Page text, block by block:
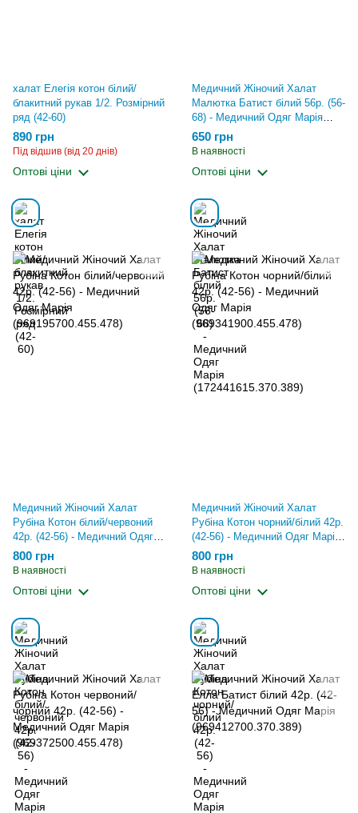
халат Елегія котон білий/
блакитний рукав 1/2. Розмірний
ряд (42-60)
890 грн
Під відшив (від 20 днів)
Оптові ціни
Медичний Жіночий Халат
Малютка Батист білий 56р. (56-
68) - Медичний Одяг Марія
(172441615.370.389)
650 грн
В наявності
Оптові ціни
Медичний Жіночий Халат
Рубіна Котон білий/червоний
42р. (42-56) - Медичний Одяг
Марія (969195700.455.478)
800 грн
В наявності
Оптові ціни
Медичний Жіночий Халат
Рубіна Котон чорний/білий 42р.
(42-56) - Медичний Одяг Марія
(969341900.455.478)
800 грн
В наявності
Оптові ціни